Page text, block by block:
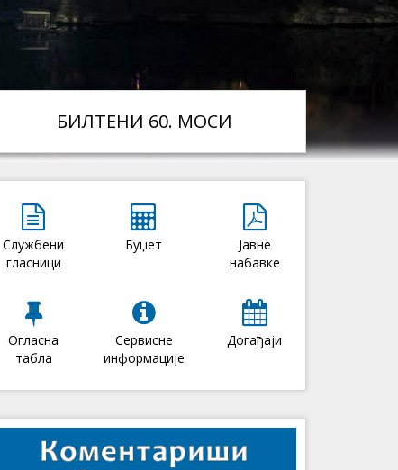
БИЛТЕНИ 60. МОСИ
Службени
гласници
Буџет
Јавне
набавке
Огласна
табла
Сервисне
информације
Догађаји